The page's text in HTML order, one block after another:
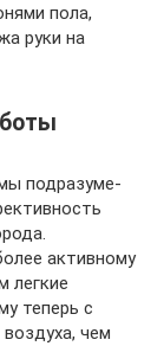
пола,
руки на
подразуме­
активному
легкие
теперь с
чем